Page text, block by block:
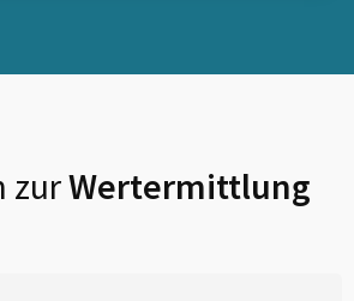
zurWertermittlung